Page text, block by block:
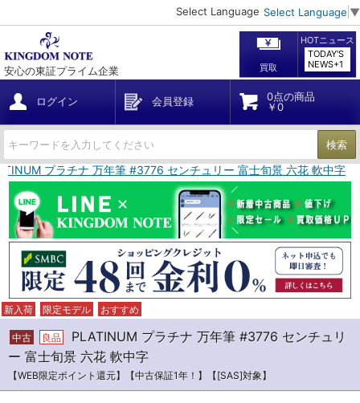
Select Language Select Language ▼
安心の東証プライム企業 買取
HOTニュース
TODAY'S
NEWS+1
ログイン 会員登録
0点の商品
￥0
検索
プラチナ 万年筆 #3776 センチュリー 富士旬景 六花 軟中字
新入荷 限定モデル おすすめ
中古 良品
PLATINUM プラチナ 万年筆 #3776 センチュリ
ー 富士旬景 六花 軟中字
【WEB限定ポイント還元】【中古保証1年！】【[SAS]対象】